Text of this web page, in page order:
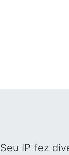
Seu IP fez